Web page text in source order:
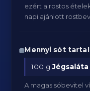
ezért a rostos
napi ajánlott
Mennyi sót
100 gJégsaláta
A magas sóbevitel